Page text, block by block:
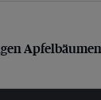
Apfelbäumen
Apfelbäumen